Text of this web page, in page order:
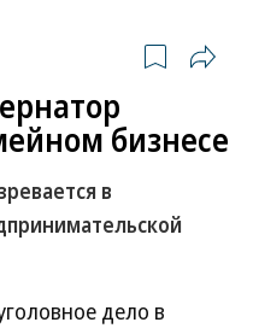
бизнесе
в
дело в